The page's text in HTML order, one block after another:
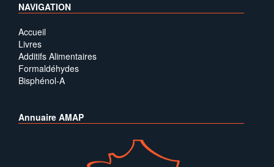
NAVIGATION
Accueil
Livres
Additifs Alimentaires
Formaldéhydes
Bisphénol-A
Annuaire AMAP